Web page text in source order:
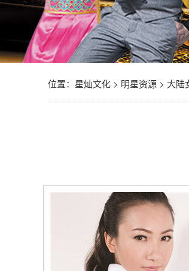
位置： 星灿文化> 明星资源> 大陆